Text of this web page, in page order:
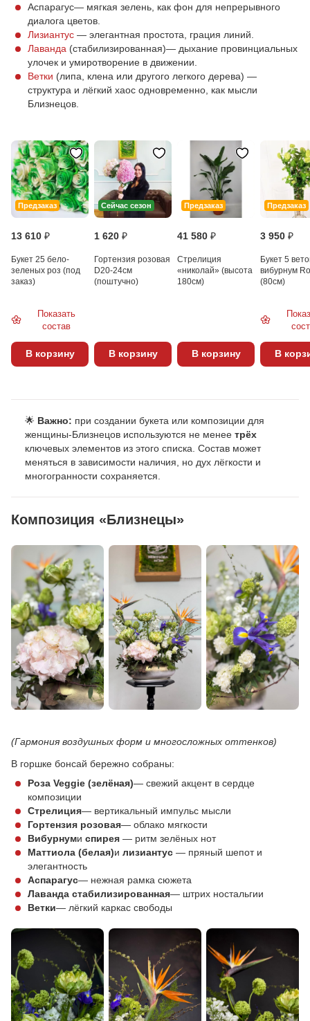
Аспарагус— мягкая зелень, как фон для непрерывного
диалога цветов.
Лизиантус — элегантная простота, грация линий.
Лаванда (стабилизированная)— дыхание провинциальных
улочек и умиротворение в движении.
Ветки (липа, клена или другого легкого дерева) —
структура и лёгкий хаос одновременно, как мысли
Близнецов.
Предзаказ
13 610 ₽
Букет 25 бело-
зеленых роз (под
заказ)
Показать
состав
В корзину
Сейчас сезон
1 620 ₽
Гортензия розовая
D20-24см
(поштучно)
В корзину
Предзаказ
41 580 ₽
Стрелиция
«николай» (высота
180см)
В корзину
Предзаказ
3 950 ₽
Букет 5
вибурнум
(80см)
В
🌟 Важно: при создании букета или композиции для
женщины-Близнецов используются не менее трёх
ключевых элементов из этого списка. Состав может
меняться в зависимости наличия, но дух лёгкости и
многогранности сохраняется.
Композиция «Близнецы»
(Гармония воздушных форм и многосложных оттенков)
В горшке бонсай бережно собраны:
Роза Veggie (зелёная)— свежий акцент в сердце
композиции
Стрелиция— вертикальный импульс мысли
Гортензия розовая— облако мягкости
Вибурнуми спирея — ритм зелёных нот
Маттиола (белая)и лизиантус — пряный шепот и
элегантность
Аспарагус— нежная рамка сюжета
Лаванда стабилизированная— штрих ностальгии
Ветки— лёгкий каркас свободы